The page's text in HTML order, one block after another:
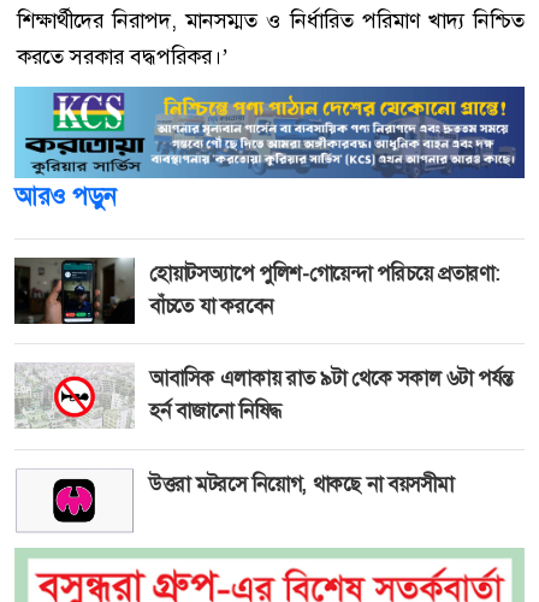
শিক্ষার্থীদের নিরাপদ, মানসম্মত ও নির্ধারিত পরিমাণ খাদ্য নিশ্চিত
করতে সরকার বদ্ধপরিকর।’
আরও পড়ুন
হোয়াটসঅ্যাপে পুলিশ-গোয়েন্দা পরিচয়ে প্রতারণা:
বাঁচতে যা করবেন
আবাসিক এলাকায় রাত ৯টা থেকে সকাল ৬টা পর্যন্ত
হর্ন বাজানো নিষিদ্ধ
উত্তরা মটরসে নিয়োগ, থাকছে না বয়সসীমা